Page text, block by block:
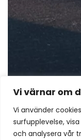
Vi värnar om
Vi använder
surfupplevelse,
och analysera vår